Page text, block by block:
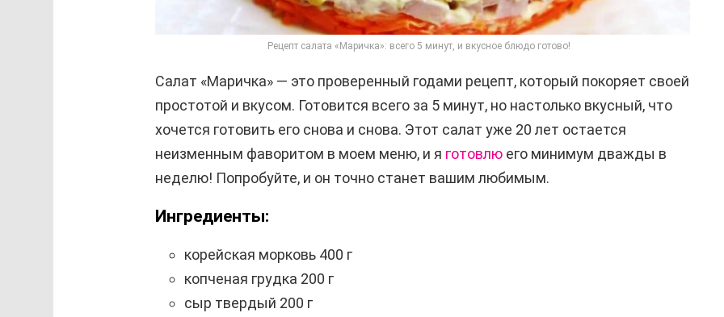
Рецепт салата «Маричка»: всего 5 минут, и вкусное блюдо готово!
Салат «Маричка» — это проверенный годами рецепт, который покоряет своей
простотой и вкусом. Готовится всего за 5 минут, но настолько вкусный, что
хочется готовить его снова и снова. Этот салат уже 20 лет остается
неизменным фаворитом в моем меню, и я готовлю его минимум дважды в
неделю! Попробуйте, и он точно станет вашим любимым.
Ингредиенты:
корейская морковь 400 г
копченая грудка 200 г
сыр твердый 200 г